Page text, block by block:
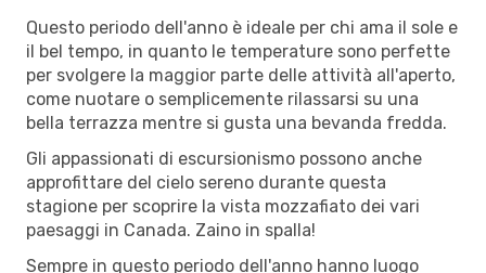
Questo periodo dell'anno è ideale per chi ama il sole e
il bel tempo, in quanto le temperature sono perfette
per svolgere la maggior parte delle attività all'aperto,
come nuotare o semplicemente rilassarsi su una
bella terrazza mentre si gusta una bevanda fredda.
Gli appassionati di escursionismo possono anche
approfittare del cielo sereno durante questa
stagione per scoprire la vista mozzafiato dei vari
paesaggi in Canada. Zaino in spalla!
Sempre in questo periodo dell'anno hanno luogo